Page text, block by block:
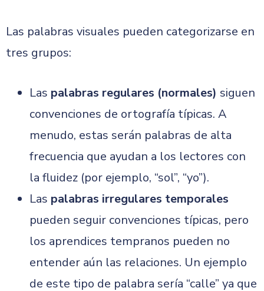
Las palabras visuales pueden categorizarse en
tres grupos:
Las palabras regulares (normales) siguen
convenciones de ortografía típicas. A
menudo, estas serán palabras de alta
frecuencia que ayudan a los lectores con
la fluidez (por ejemplo, “sol”, “yo”).
Las palabras irregulares temporales
pueden seguir convenciones típicas, pero
los aprendices tempranos pueden no
entender aún las relaciones. Un ejemplo
de este tipo de palabra sería “calle” ya que